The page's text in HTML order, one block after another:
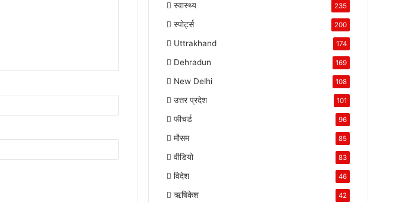
स्वास्थ्य 235
स्पोर्ट्स 200
Uttrakhand 174
Dehradun 169
New Delhi 108
उत्तर प्रदेश 101
फीचर्ड 96
मौसम 85
वीडियो 83
विदेश 46
ऋषिकेश 42